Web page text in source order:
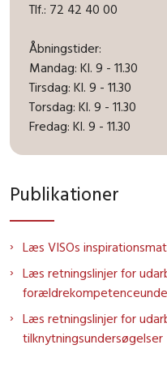
Tlf.: 72 42 40 00
Åbningstider:
Mandag: Kl. 9 - 11.30
Tirsdag: Kl. 9 - 11.30
Torsdag: Kl. 9 - 11.30
Fredag: Kl. 9 - 11.30
Publikationer
Læs VISOs
Læs retningslinjer for
Læs retningslinjer for
tilknytningsundersøgelser